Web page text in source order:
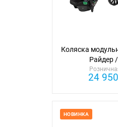
Коляска
Райдер
24
НОВИНКА